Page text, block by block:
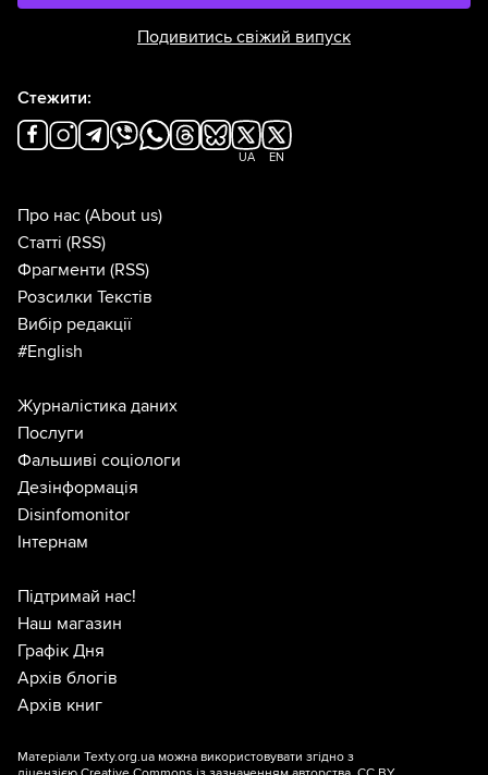
Подивитись свіжий випуск
Стежити:
UA EN
Про нас (About us)
Статті (RSS)
Фрагменти (RSS)
Розсилки Текстів
Вибір редакції
#English
Журналістика даних
Послуги
Фальшиві соціологи
Дезінформація
Disinfomonitor
Інтернам
Підтримай нас!
Наш магазин
Графік Дня
Архів блогів
Архів книг
Матеріали Texty.org.ua можна використовувати згідно з